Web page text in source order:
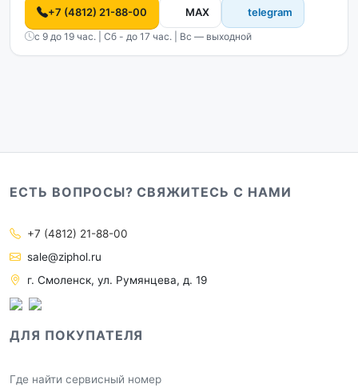
+7 (4812) 21-88-00 MAX telegram
с 9 до 19 час. | Сб - до 17 час. | Вс — выходной
ЕСТЬ ВОПРОСЫ? СВЯЖИТЕСЬ С НАМИ
+7 (4812) 21-88-00
sale@ziphol.ru
г. Смоленск, ул. Румянцева, д. 19
ДЛЯ ПОКУПАТЕЛЯ
Где найти сервисный номер